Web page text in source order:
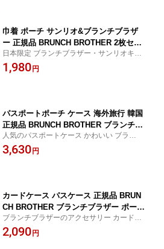
巾着 ポーチ サンリオ&ブランチブラザ
ー 正規品 BRUNCH BROTHER 2枚セッ
ト 韓国 韓国雑貨 シナモロール ポムポ
ムプリン ハローキティ クロミ
日本限定 ブランチブラザー・サンリオキャ
ラクターズ 大小2枚の巾着セット
1,980 円
パスポートポーチ ケース 海外旅行 韓国
正規品 BRUNCH BROTHER ブランチブ
ラザー ポーチ マルチケース ベージュ
グレー
人気のパスポートケース かわいい ブランチ
ブラザー
3,630 円
カードケース パスケース 正規品 BRUN
CH BROTHER ブランチブラザー ポーチ
トースト ベージュ 韓国 パン かわいい
パンの形
ブランチブラザーのアクセサリー カード 定
期
2,090 円